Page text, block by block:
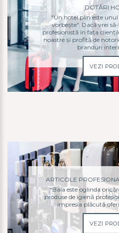
DOTĂRI
"Un hotel plin este unul
vorbește". Dacă vrei
profesionistă în fața
noastre și profită de
branduri
VEZI
ARTICOLE
“Baia este oglinda
produse de igienă
impresia plăcută
VEZI